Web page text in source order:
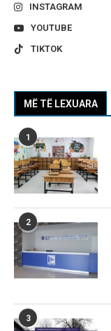
INSTAGRAM
YOUTUBE
TIKTOK
MË TË LEXUARA
1
2
3